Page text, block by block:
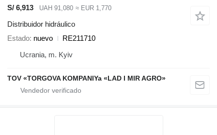
S/ 6,913 UAH 91,080 ≈ EUR 1,770
Distribuidor hidráulico
Estado nuevo
RE211710
Ucrania, m. Kyiv
TOV «TORGOVA KOMPANIYa «LAD I MIR AGRO»